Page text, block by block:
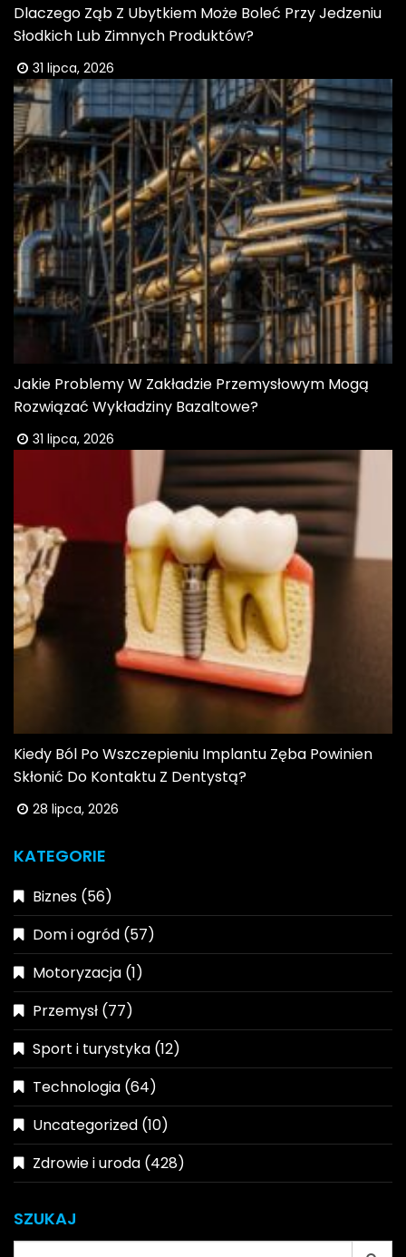
Dlaczego Ząb Z Ubytkiem Może Boleć Przy Jedzeniu
Słodkich Lub Zimnych Produktów?
31 lipca, 2026
Jakie Problemy W Zakładzie Przemysłowym Mogą
Rozwiązać Wykładziny Bazaltowe?
31 lipca, 2026
Kiedy Ból Po Wszczepieniu Implantu Zęba Powinien
Skłonić Do Kontaktu Z Dentystą?
28 lipca, 2026
KATEGORIE
Biznes (56)
Dom i ogród (57)
Motoryzacja (1)
Przemysł (77)
Sport i turystyka (12)
Technologia (64)
Uncategorized (10)
Zdrowie i uroda (428)
SZUKAJ